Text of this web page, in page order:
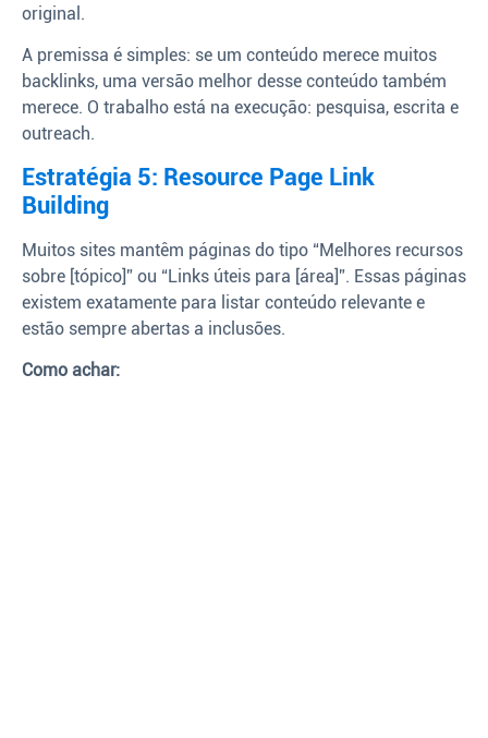
original.
A premissa é simples: se um conteúdo merece muitos
backlinks, uma versão melhor desse conteúdo também
merece. O trabalho está na execução: pesquisa, escrita e
outreach.
Estratégia 5: Resource Page Link
Building
Muitos sites mantêm páginas do tipo “Melhores recursos
sobre [tópico]” ou “Links úteis para [área]”. Essas páginas
existem exatamente para listar conteúdo relevante e
estão sempre abertas a inclusões.
Como achar: